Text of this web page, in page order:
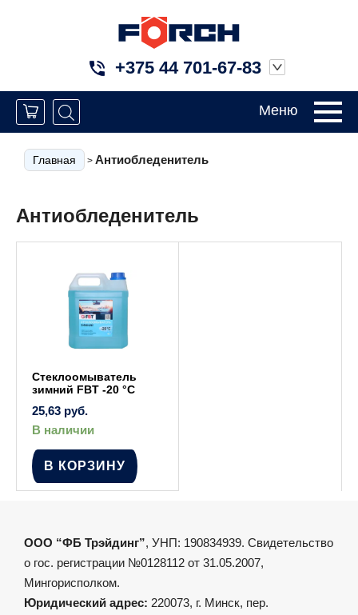
+375 44 701-67-83
Меню
Главная > Антиобледенитель
Антиобледенитель
Стеклоомыватель
зимний FBT -20 °C
25,63 руб.
В наличии
В КОРЗИНУ
ООО “ФБ Трэйдинг”, УНП: 190834939. Свидетельство
о гос. регистрации №0128112 от 31.05.2007,
Мингорисполком.
Юридический адрес: 220073, г. Минск, пер.